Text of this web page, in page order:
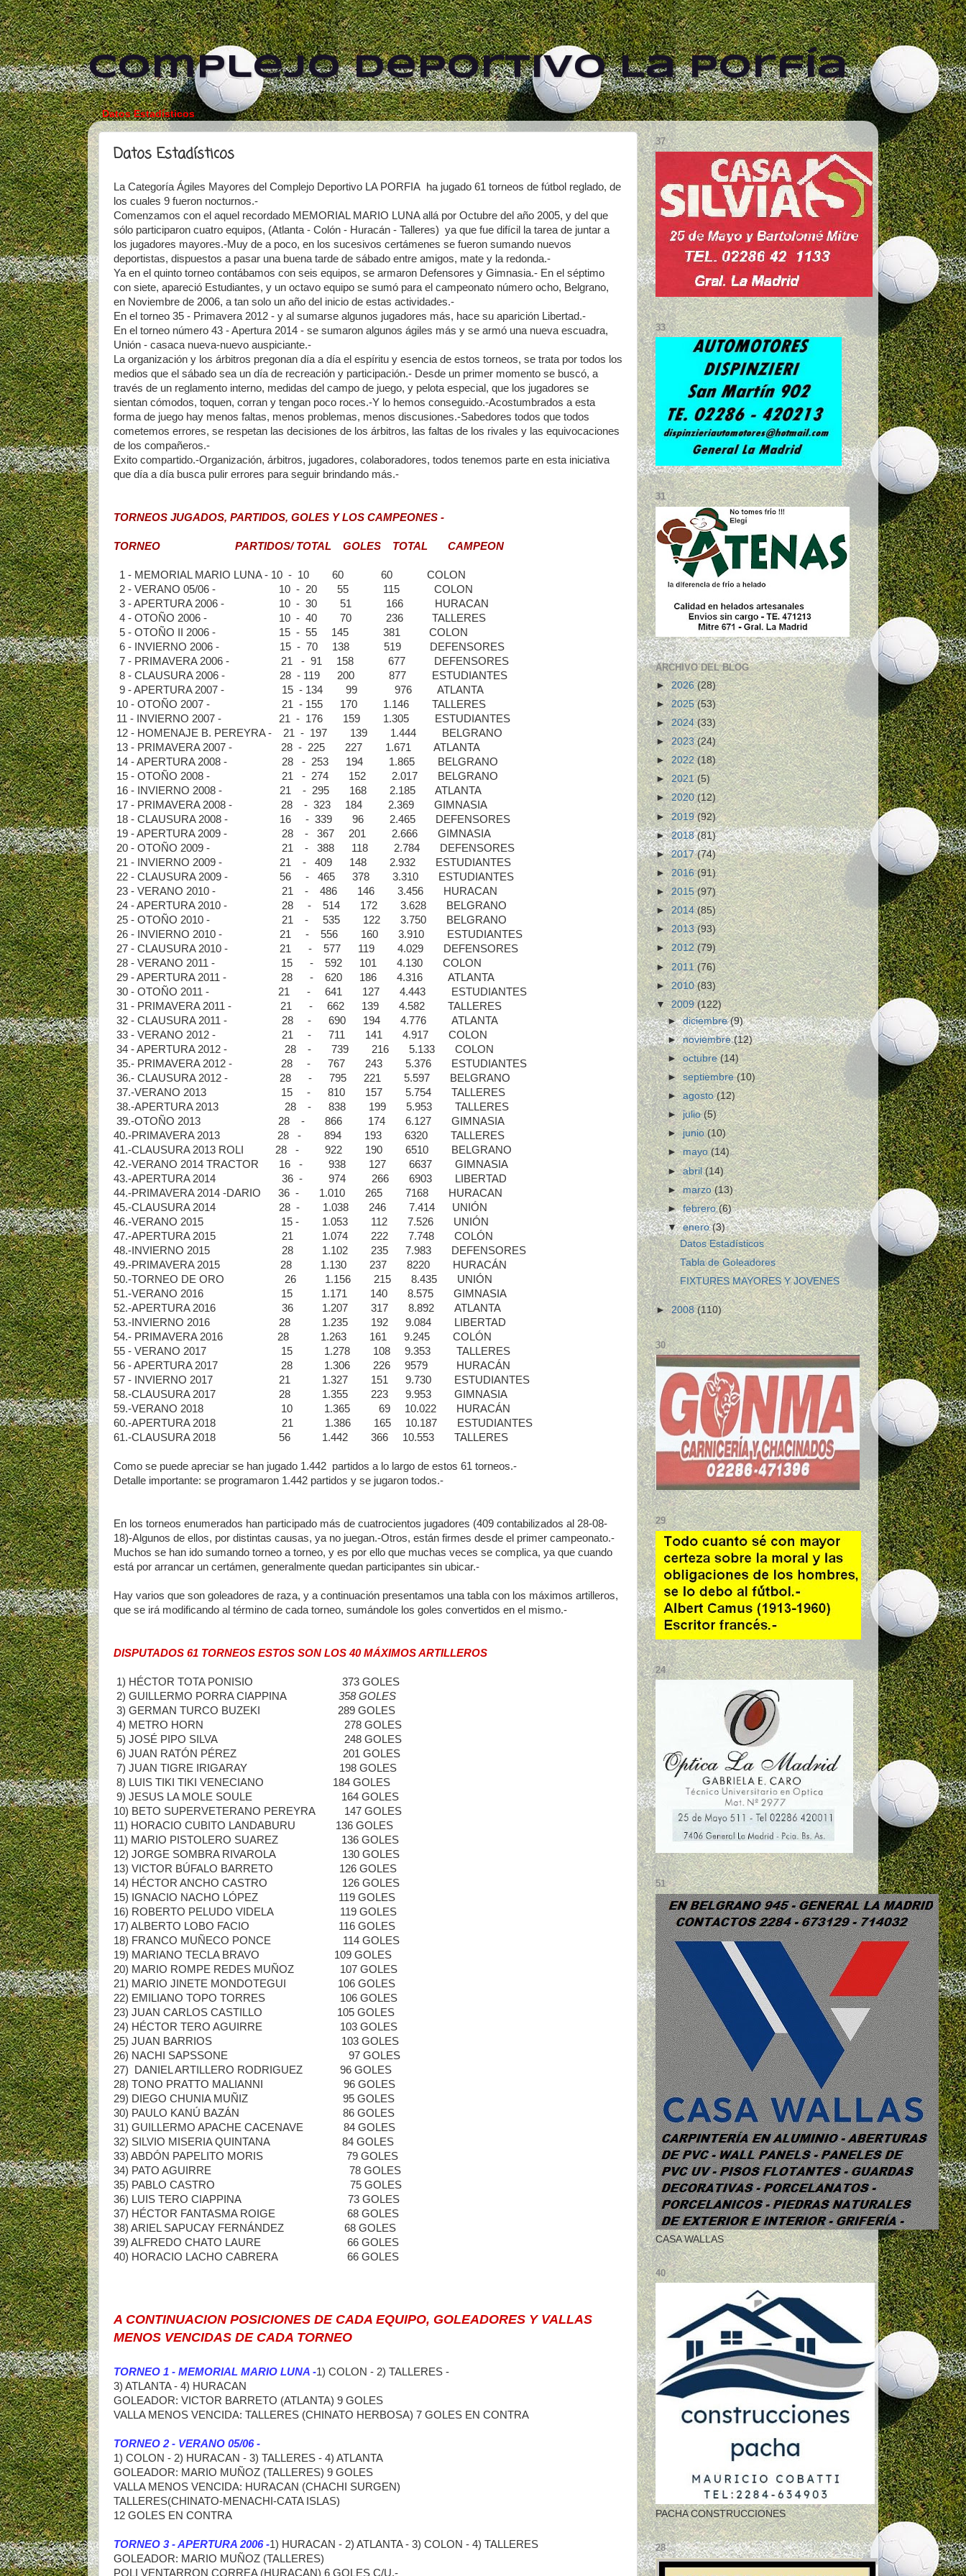
Complejo Deportivo La Porfía
Datos Estadísticos
Datos Estadísticos
La Categoría Ágiles Mayores del Complejo Deportivo LA PORFIA ha jugado 61 torneos de fútbol reglado, de
los cuales 9 fueron nocturnos.-
Comenzamos con el aquel recordado MEMORIAL MARIO LUNA allá por Octubre del año 2005, y del que
sólo participaron cuatro equipos, (Atlanta - Colón - Huracán - Talleres) ya que fue difícil la tarea de juntar a
los jugadores mayores.-Muy de a poco, en los sucesivos certámenes se fueron sumando nuevos
deportistas, dispuestos a pasar una buena tarde de sábado entre amigos, mate y la redonda.-
Ya en el quinto torneo contábamos con seis equipos, se armaron Defensores y Gimnasia.- En el séptimo
con siete, apareció Estudiantes, y un octavo equipo se sumó para el campeonato número ocho, Belgrano,
en Noviembre de 2006, a tan solo un año del inicio de estas actividades.-
En el torneo 35 - Primavera 2012 - y al sumarse algunos jugadores más, hace su aparición Libertad.-
En el torneo número 43 - Apertura 2014 - se sumaron algunos ágiles más y se armó una nueva escuadra,
Unión - casaca nueva-nuevo auspiciante.-
La organización y los árbitros pregonan día a día el espíritu y esencia de estos torneos, se trata por todos los
medios que el sábado sea un día de recreación y participación.- Desde un primer momento se buscó, a
través de un reglamento interno, medidas del campo de juego, y pelota especial, que los jugadores se
sientan cómodos, toquen, corran y tengan poco roces.-Y lo hemos conseguido.-Acostumbrados a esta
forma de juego hay menos faltas, menos problemas, menos discusiones.-Sabedores todos que todos
cometemos errores, se respetan las decisiones de los árbitros, las faltas de los rivales y las equivocaciones
de los compañeros.-
Exito compartido.-Organización, árbitros, jugadores, colaboradores, todos tenemos parte en esta iniciativa
que día a día busca pulir errores para seguir brindando más.-
TORNEOS JUGADOS, PARTIDOS, GOLES Y LOS CAMPEONES -
TORNEO PARTIDOS/ TOTAL GOLES TOTAL CAMPEON
1 - MEMORIAL MARIO LUNA - 10 - 10 60 60 COLON
2 - VERANO 05/06 - 10 - 20 55 115 COLON
3 - APERTURA 2006 - 10 - 30 51 166 HURACAN
4 - OTOÑO 2006 - 10 - 40 70 236 TALLERES
5 - OTOÑO II 2006 - 15 - 55 145 381 COLON
6 - INVIERNO 2006 - 15 - 70 138 519 DEFENSORES
7 - PRIMAVERA 2006 - 21 - 91 158 677 DEFENSORES
8 - CLAUSURA 2006 - 28 - 119 200 877 ESTUDIANTES
9 - APERTURA 2007 - 15 - 134 99 976 ATLANTA
10 - OTOÑO 2007 - 21 - 155 170 1.146 TALLERES
11 - INVIERNO 2007 - 21 - 176 159 1.305 ESTUDIANTES
12 - HOMENAJE B. PEREYRA - 21 - 197 139 1.444 BELGRANO
13 - PRIMAVERA 2007 - 28 - 225 227 1.671 ATLANTA
14 - APERTURA 2008 - 28 - 253 194 1.865 BELGRANO
15 - OTOÑO 2008 - 21 - 274 152 2.017 BELGRANO
16 - INVIERNO 2008 - 21 - 295 168 2.185 ATLANTA
17 - PRIMAVERA 2008 - 28 - 323 184 2.369 GIMNASIA
18 - CLAUSURA 2008 - 16 - 339 96 2.465 DEFENSORES
19 - APERTURA 2009 - 28 - 367 201 2.666 GIMNASIA
20 - OTOÑO 2009 - 21 - 388 118 2.784 DEFENSORES
21 - INVIERNO 2009 - 21 - 409 148 2.932 ESTUDIANTES
22 - CLAUSURA 2009 - 56 - 465 378 3.310 ESTUDIANTES
23 - VERANO 2010 - 21 - 486 146 3.456 HURACAN
24 - APERTURA 2010 - 28 - 514 172 3.628 BELGRANO
25 - OTOÑO 2010 - 21 - 535 122 3.750 BELGRANO
26 - INVIERNO 2010 - 21 - 556 160 3.910 ESTUDIANTES
27 - CLAUSURA 2010 - 21 - 577 119 4.029 DEFENSORES
28 - VERANO 2011 - 15 - 592 101 4.130 COLON
29 - APERTURA 2011 - 28 - 620 186 4.316 ATLANTA
30 - OTOÑO 2011 - 21 - 641 127 4.443 ESTUDIANTES
31 - PRIMAVERA 2011 - 21 - 662 139 4.582 TALLERES
32 - CLAUSURA 2011 - 28 - 690 194 4.776 ATLANTA
33 - VERANO 2012 - 21 - 711 141 4.917 COLON
34 - APERTURA 2012 - 28 - 739 216 5.133 COLON
35.- PRIMAVERA 2012 - 28 - 767 243 5.376 ESTUDIANTES
36.- CLAUSURA 2012 - 28 - 795 221 5.597 BELGRANO
37.-VERANO 2013 15 - 810 157 5.754 TALLERES
38.-APERTURA 2013 28 - 838 199 5.953 TALLERES
39.-OTOÑO 2013 28 - 866 174 6.127 GIMNASIA
40.-PRIMAVERA 2013 28 - 894 193 6320 TALLERES
41.-CLAUSURA 2013 ROLI 28 - 922 190 6510 BELGRANO
42.-VERANO 2014 TRACTOR 16 - 938 127 6637 GIMNASIA
43.-APERTURA 2014 36 - 974 266 6903 LIBERTAD
44.-PRIMAVERA 2014 -DARIO 36 - 1.010 265 7168 HURACAN
45.-CLAUSURA 2014 28 - 1.038 246 7.414 UNIÓN
46.-VERANO 2015 15 - 1.053 112 7.526 UNIÓN
47.-APERTURA 2015 21 1.074 222 7.748 COLÓN
48.-INVIERNO 2015 28 1.102 235 7.983 DEFENSORES
49.-PRIMAVERA 2015 28 1.130 237 8220 HURACÁN
50.-TORNEO DE ORO 26 1.156 215 8.435 UNIÓN
51.-VERANO 2016 15 1.171 140 8.575 GIMNASIA
52.-APERTURA 2016 36 1.207 317 8.892 ATLANTA
53.-INVIERNO 2016 28 1.235 192 9.084 LIBERTAD
54.- PRIMAVERA 2016 28 1.263 161 9.245 COLÓN
55 - VERANO 2017 15 1.278 108 9.353 TALLERES
56 - APERTURA 2017 28 1.306 226 9579 HURACÁN
57 - INVIERNO 2017 21 1.327 151 9.730 ESTUDIANTES
58.-CLAUSURA 2017 28 1.355 223 9.953 GIMNASIA
59.-VERANO 2018 10 1.365 69 10.022 HURACÁN
60.-APERTURA 2018 21 1.386 165 10.187 ESTUDIANTES
61.-CLAUSURA 2018 56 1.442 366 10.553 TALLERES
Como se puede apreciar se han jugado 1.442 partidos a lo largo de estos 61 torneos.-
Detalle importante: se programaron 1.442 partidos y se jugaron todos.-
En los torneos enumerados han participado más de cuatrocientos jugadores (409 contabilizados al 28-08-
18)-Algunos de ellos, por distintas causas, ya no juegan.-Otros, están firmes desde el primer campeonato.-
Muchos se han ido sumando torneo a torneo, y es por ello que muchas veces se complica, ya que cuando
está por arrancar un certámen, generalmente quedan participantes sin ubicar.-
Hay varios que son goleadores de raza, y a continuación presentamos una tabla con los máximos artilleros,
que se irá modificando al término de cada torneo, sumándole los goles convertidos en el mismo.-
DISPUTADOS 61 TORNEOS ESTOS SON LOS 40MÁXIMOS ARTILLEROS
1) HÉCTOR TOTA PONISIO 373 GOLES
2) GUILLERMO PORRA CIAPPINA
358 GOLES
3) GERMAN TURCO BUZEKI 289 GOLES
4) METRO HORN 278 GOLES
5) JOSÉ PIPO SILVA 248 GOLES
6) JUAN RATÓN PÉREZ 201 GOLES
7) JUAN TIGRE IRIGARAY 198 GOLES
8) LUIS TIKI TIKI VENECIANO 184 GOLES
9) JESUS LA MOLE SOULE 164 GOLES
10) BETO SUPERVETERANO PEREYRA 147 GOLES
11) HORACIO CUBITO LANDABURU 136 GOLES
11) MARIO PISTOLERO SUAREZ 136 GOLES
12) JORGE SOMBRA RIVAROLA 130 GOLES
13) VICTOR BÚFALO BARRETO 126 GOLES
14) HÉCTOR ANCHO CASTRO 126 GOLES
15) IGNACIO NACHO LÓPEZ 119 GOLES
16) ROBERTO PELUDO VIDELA 119 GOLES
17) ALBERTO LOBO FACIO 116 GOLES
18) FRANCO MUÑECO PONCE 114 GOLES
19) MARIANO TECLA BRAVO 109 GOLES
20) MARIO ROMPE REDES MUÑOZ 107 GOLES
21) MARIO JINETE MONDOTEGUI 106 GOLES
22) EMILIANO TOPO TORRES 106 GOLES
23) JUAN CARLOS CASTILLO 105 GOLES
24) HÉCTOR TERO AGUIRRE 103 GOLES
25) JUAN BARRIOS 103 GOLES
26) NACHI SAPSSONE 97 GOLES
27) DANIEL ARTILLERO RODRIGUEZ 96 GOLES
28) TONO PRATTO MALIANNI 96 GOLES
29) DIEGO CHUNIA MUÑIZ 95 GOLES
30) PAULO KANÚ BAZÁN 86 GOLES
31) GUILLERMO APACHE CACENAVE 84 GOLES
32) SILVIO MISERIA QUINTANA 84 GOLES
33) ABDÓN PAPELITO MORIS 79 GOLES
34) PATO AGUIRRE 78 GOLES
35) PABLO CASTRO 75 GOLES
36) LUIS TERO CIAPPINA 73 GOLES
37) HÉCTOR FANTASMA ROIGE 68 GOLES
38) ARIEL SAPUCAY FERNÁNDEZ 68 GOLES
39) ALFREDO CHATO LAURE 66 GOLES
40) HORACIO LACHO CABRERA 66 GOLES
A CONTINUACION POSICIONES DE CADA EQUIPO, GOLEADORES Y VALLAS
MENOS VENCIDAS DE CADA TORNEO
TORNEO 1 - MEMORIAL MARIO LUNA -1) COLON - 2) TALLERES -
3) ATLANTA - 4) HURACAN
GOLEADOR: VICTOR BARRETO (ATLANTA) 9 GOLES
VALLA MENOS VENCIDA: TALLERES (CHINATO HERBOSA) 7 GOLES EN CONTRA
TORNEO 2 - VERANO 05/06 -
1) COLON - 2) HURACAN - 3) TALLERES - 4) ATLANTA
GOLEADOR: MARIO MUÑOZ (TALLERES) 9 GOLES
VALLA MENOS VENCIDA: HURACAN (CHACHI SURGEN)
TALLERES(CHINATO-MENACHI-CATA ISLAS)
12 GOLES EN CONTRA
TORNEO 3 - APERTURA 2006 -1) HURACAN - 2) ATLANTA - 3) COLON - 4) TALLERES
GOLEADOR: MARIO MUÑOZ (TALLERES)
POLI VENTARRON CORREA (HURACAN) 6 GOLES C/U.-
37
33
31
ARCHIVO DEL BLOG
►2026(28)
►2025(53)
►2024(33)
►2023(24)
►2022(18)
► 2021(5)
►2020(12)
►2019(92)
►2018(81)
►2017(74)
► 2016(91)
►2015(97)
►2014(85)
►2013(93)
►2012(79)
► 2011(76)
►2010(83)
▼2009(122)
►diciembre(9)
►noviembre(12)
►octubre(14)
►septiembre(10)
►agosto(12)
►julio(5)
►junio(10)
►mayo(14)
►abril(14)
►marzo(13)
►febrero(6)
▼enero(3)
Datos Estadísticos
Tabla de Goleadores
FIXTURES MAYORES Y JOVENES
►2008(110)
30
29
24
51
CASA WALLAS
40
PACHA CONSTRUCCIONES
28